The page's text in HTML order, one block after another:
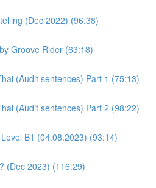
(Dec 2022) (96:38)
Groove Rider (63:18)
(Audit sentences) Part 1 (75:13)
(Audit sentences) Part 2 (98:22)
B1 (04.08.2023) (93:14)
(Dec 2023) (116:29)